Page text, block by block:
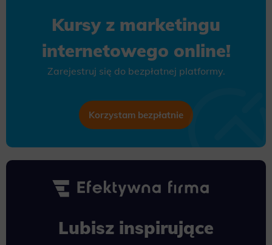
Kursy z marketingu
internetowego online!
Zarejestruj się do bezpłatnej platformy.
Korzystam bezpłatnie
Lubisz inspirujące